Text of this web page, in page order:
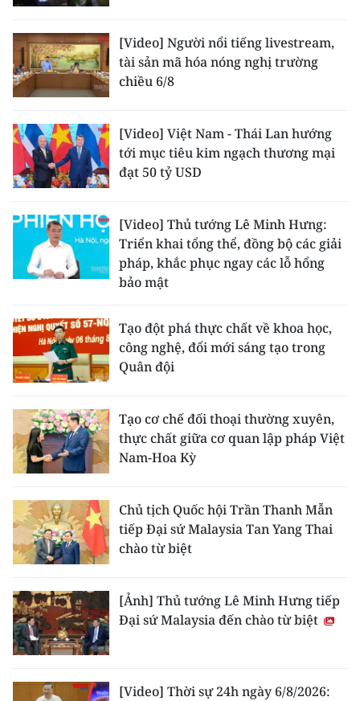
ENGLISH
中文
FRANÇAIS
РУССКИЙ
ESPAÑOL
[Video] Người nổi tiếng livestream,
tài sản mã hóa nóng nghị trường
chiều 6/8
[Video] Việt Nam - Thái Lan hướng
tới mục tiêu kim ngạch thương mại
đạt 50 tỷ USD
[Video] Thủ tướng Lê Minh Hưng:
Triển khai tổng thể, đồng bộ các giải
pháp, khắc phục ngay các lỗ hổng
bảo mật
Tạo đột phá thực chất về khoa học,
công nghệ, đổi mới sáng tạo trong
Quân đội
Tạo cơ chế đối thoại thường xuyên,
thực chất giữa cơ quan lập pháp Việt
Nam-Hoa Kỳ
Chủ tịch Quốc hội Trần Thanh Mẫn
tiếp Đại sứ Malaysia Tan Yang Thai
chào từ biệt
[Ảnh] Thủ tướng Lê Minh Hưng tiếp
Đại sứ Malaysia đến chào từ biệt
[Video] Thời sự 24h ngày 6/8/2026: